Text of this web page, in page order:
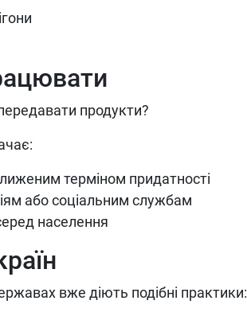
продукти?
терміном придатності
або соціальним службам
населення
вже діють подібні практики: